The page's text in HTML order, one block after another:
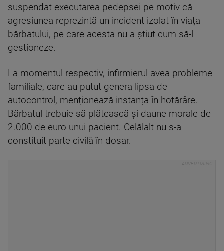
suspendat executarea pedepsei pe motiv că
agresiunea reprezintă un incident izolat în viața
bărbatului, pe care acesta nu a știut cum să-l
gestioneze.
La momentul respectiv, infirmierul avea probleme
familiale, care au putut genera lipsa de
autocontrol, menționează instanța în hotărâre.
Bărbatul trebuie să plătească și daune morale de
2.000 de euro unui pacient. Celălalt nu s-a
constituit parte civilă în dosar.